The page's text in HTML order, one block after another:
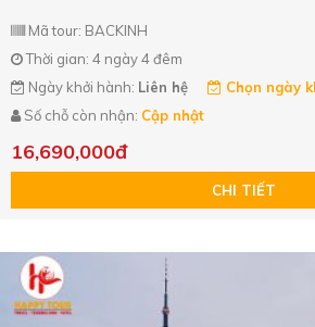
Mã tour: BACKINH
Thời gian: 4 ngày 4 đêm
Ngày khởi hành: Liên hệ
Chọn ngày
Số chỗ còn nhận: Cập nhật
16,690,000đ
CHI TIẾT